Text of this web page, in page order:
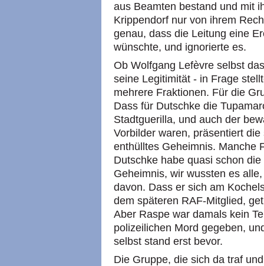
aus Beamten bestand und mit
Krippendorf nur von ihrem
genau, dass die Leitung eine
wünschte, und ignorierte es.
Ob Wolfgang Lefèvre selbst
seine Legitimität - in Frage
mehrere Fraktionen. Für die
Dass für Dutschke die
Stadtguerilla, und auch der
Vorbilder waren, präsentiert
enthülltes Geheimnis. Manche
Dutschke habe quasi schon
Geheimnis, wir wussten es
davon. Dass er sich am
dem späteren RAF-Mitglied,
Aber Raspe war damals kein
polizeilichen Mord gegeben,
selbst stand erst bevor.
Die Gruppe, die sich da traf